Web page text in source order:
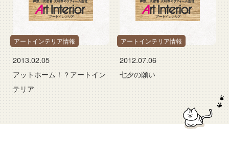
アートインテリア情報
2013.02.05
アットホーム！？アートイン
テリア
アートインテリア情報
2012.07.06
七夕の願い